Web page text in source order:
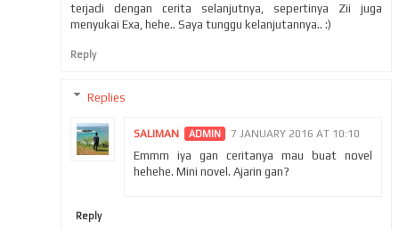
terjadi dengan cerita selanjutnya, sepertinya Zii juga
menyukai Exa, hehe.. Saya tunggu kelanjutannya.. :)
Reply
Replies
SALIMAN 7 JANUARY 2016 AT 10:10
Emmm iya gan ceritanya mau buat novel
hehehe. Mini novel. Ajarin gan?
Reply